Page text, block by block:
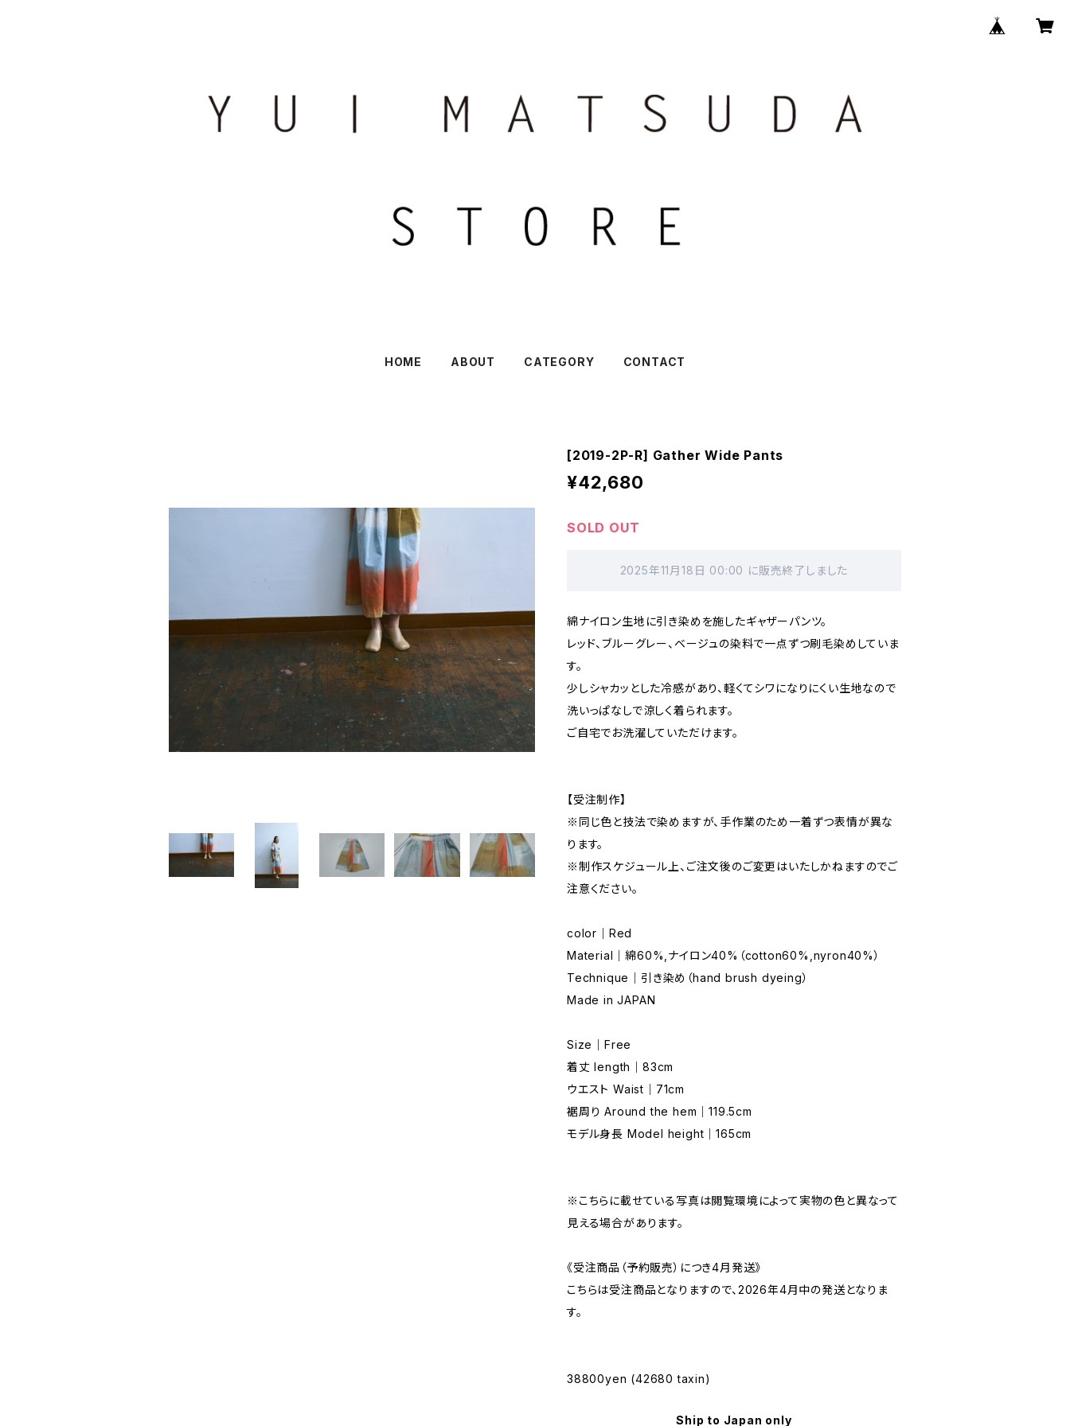
HOME ABOUT CATEGORY CONTACT
[2019-2P-R] Gather Wide Pants
¥42,680
SOLD OUT
2025年11月18日 00:00 に販売終了しました
綿ナイロン生地に引き染めを施したギャザーパンツ。
レッド、ブルーグレー、ベージュの染料で一点ずつ刷毛染めしていま
す。
少しシャカッとした冷感があり、軽くてシワになりにくい生地なので
洗いっぱなしで涼しく着られます。
ご自宅でお洗濯していただけます。
【受注制作】
※同じ色と技法で染めますが、手作業のため一着ずつ表情が異な
ります。
※制作スケジュール上、ご注文後のご変更はいたしかねますのでご
注意ください。
color｜Red
Material｜綿60%,ナイロン40%（cotton60%,nyron40%）
Technique｜引き染め（hand brush dyeing）
Made in JAPAN
Size｜Free
着丈 length｜83cm
ウエスト Waist｜71cm
裾周り Around the hem｜119.5cm
モデル身長 Model height｜165cm
※こちらに載せている写真は閲覧環境によって実物の色と異なって
見える場合があります。
《受注商品（予約販売）につき4月発送》
こちらは受注商品となりますので、2026年4月中の発送となりま
す。
38800yen (42680 taxin)
Ship to Japan only